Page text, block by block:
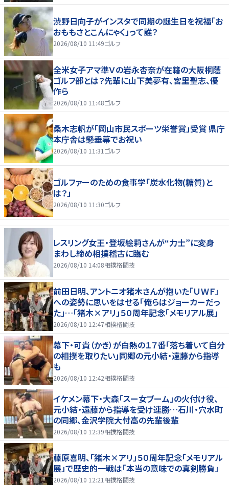
渋野日向子がインスタで同期の誕生日を祝福「お
おももさとこんにゃく」って誰？
2026/08/10 11:49ゴルフ
全米女子アマ準Ｖの岩永杏奈が在籍の大阪桐蔭
ゴルフ部とは？先輩に山下美夢有、宮里聖志、優
作ら
2026/08/10 11:48ゴルフ
桑木志帆が「岡山市民スポーツ栄誉賞」受賞 県庁
本庁舎は懸垂幕でお祝い
2026/08/10 11:31 ゴルフ
ゴルファーのための食事学「炭水化物(糖質)と
は？」
2026/08/10 11:30ゴルフ
レスリング女王・登坂絵莉さんが“力士”に変身
まわし締め相撲稽古に臨む
2026/08/10 14:08相撲格闘技
前田日明、アントニオ猪木さんが抱いた「ＵＷＦ」
への姿勢に思いをはせる「俺らはジョーカーだっ
た」…「猪木×アリ」５０周年記念「メモリアル展」
2026/08/10 12:47相撲格闘技
幕下・可貴（かき）が白熱の１７番「落ち着いて自分
の相撲を取りたい」同郷の元小結・遠藤から指導
も
2026/08/10 12:42相撲格闘技
イケメン幕下・大森「スー女ブーム」の火付け役、
元小結・遠藤から指導を受け連勝…石川・穴水町
の同郷、金沢学院大付高の先輩後輩
2026/08/10 12:39相撲格闘技
藤原喜明、「猪木×アリ」５０周年記念「メモリアル
展」で歴史的一戦は「本当の意味での真剣勝負」
2026/08/10 12:21 相撲格闘技